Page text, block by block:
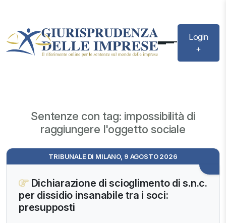
Login
+
Sentenze con tag: impossibilità di
raggiungere l'oggetto sociale
TRIBUNALE DI MILANO, 9 AGOSTO 2026
Dichiarazione di scioglimento di s.n.c.
per dissidio insanabile tra i soci:
presupposti